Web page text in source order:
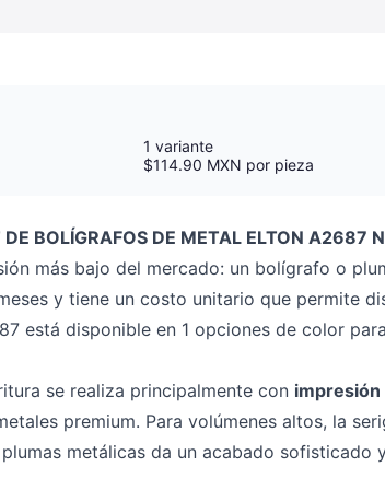
1 variante
$114.90 MXN por pieza
DE BOLÍGRAFOS DE METAL ELTON A2687
más bajo del mercado: un bolígrafo o
y tiene un costo unitario que permite
está disponible en 1 opciones de color
se realiza principalmente con impresión
premium. Para volúmenes altos, la
metálicas da un acabado sofisticado